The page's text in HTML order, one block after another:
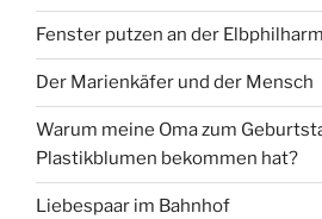
Fenster putzen an der
Der Marienkäfer und der Mensch
Warum meine Oma zum
Plastikblumen bekommen hat?
Liebespaar im Bahnhof